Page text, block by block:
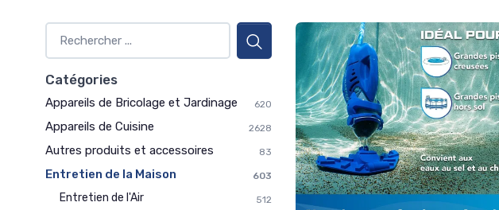
Catégories
Appareils de Bricolage et Jardinage 620
Appareils de Cuisine 2628
Autres produits et accessoires 83
Entretien de la Maison 603
Entretien de l'Air 512